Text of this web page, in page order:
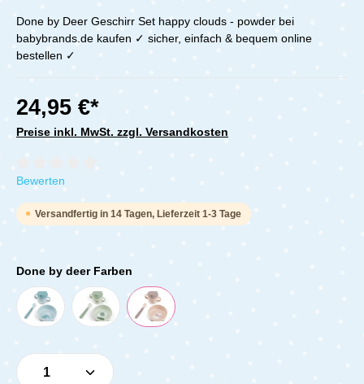
Done by Deer Geschirr Set happy clouds - powder bei
babybrands.de kaufen ✓ sicher, einfach & bequem online
bestellen ✓
24,95 €*
Preise inkl. MwSt. zzgl. Versandkosten
Durchschnittliche Bewertung von 0 von 5 Sternen
Bewerten
Versandfertig in 14 Tagen, Lieferzeit 1-3 Tage
Done by deer Farben
Produkt Anzahl: Gib den gewünschten